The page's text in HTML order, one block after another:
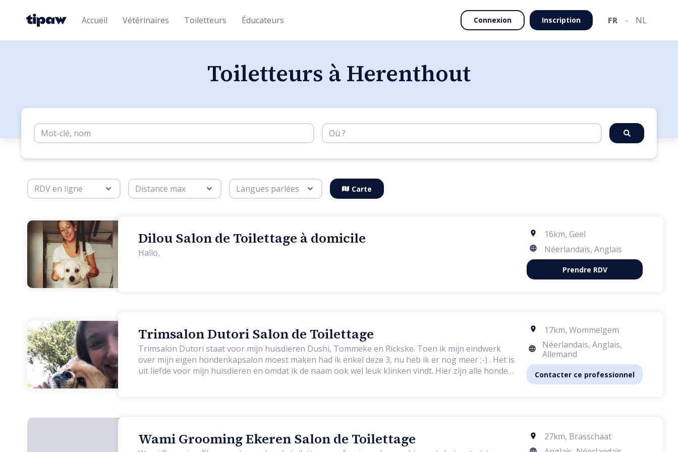
Accueil Vétérinaires Toiletteurs Éducateurs Connexion Inscription FR - NL
Toiletteurs à Herenthout
Carte
Dilou Salon de Toilettage à domicile
Hallo,
16km, Geel
Néerlandais, Anglais
Prendre RDV
Trimsalon Dutori Salon de Toilettage
Trimsalon Dutori staat voor mijn huisdieren Dushi, Tommeke en Rickske. Toen ik mijn eindwerk
over mijn eigen hondenkapsalon moest maken had ik enkel deze 3, nu heb ik er nog meer ;-) . Het is
uit liefde voor mijn huisdieren en omdat ik de naam ook wel leuk klinken vindt. Hier zijn alle honden
17km, Wommelgem
Néerlandais, Anglais,
Allemand
Contacter ce professionnel
Wami Grooming Ekeren Salon de Toilettage 27km, Brasschaat